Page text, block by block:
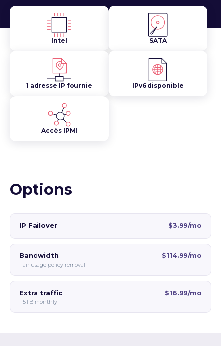
Intel SATA
1 adresse IP fournie IPv6 disponible
Accès IPMI
Options
IP Failover $3.99/mo
Bandwidth
Fair usage policy removal
$114.99/mo
Extra traffic
+5TB monthly
$16.99/mo